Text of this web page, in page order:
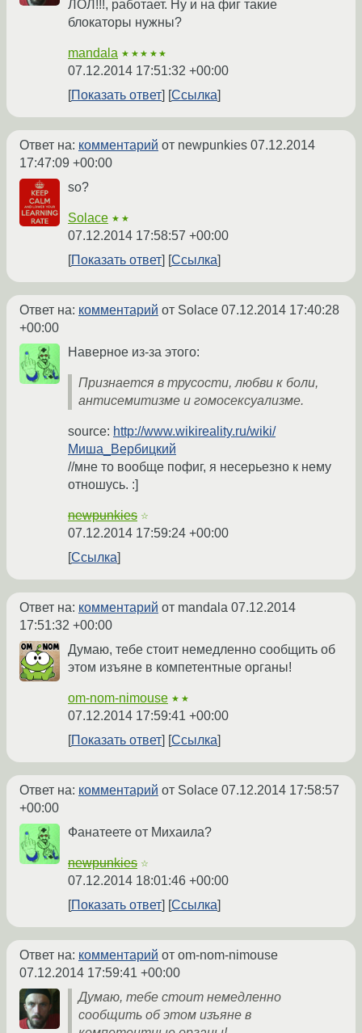
ЛОЛ!!!, работает. Ну и на фиг такие
блокаторы нужны?
mandala ★★★★★
07.12.2014 17:51:32 +00:00
Показать ответ
Ссылка
Ответ на: комментарий от newpunkies 07.12.2014
17:47:09 +00:00
so?
Solace ★★
07.12.2014 17:58:57 +00:00
Показать ответ
Ссылка
Ответ на: комментарий от Solace 07.12.2014 17:40:28
+00:00
Наверное из-за этого:
Признается в трусости, любви к боли,
антисемитизме и гомосексуализме.
source: http://www.wikireality.ru/wiki/
Миша_Вербицкий
//мне то вообще пофиг, я несерьезно к нему
отношусь. :]
newpunkies ☆
07.12.2014 17:59:24 +00:00
Ссылка
Ответ на: комментарий от mandala 07.12.2014
17:51:32 +00:00
Думаю, тебе стоит немедленно сообщить об
этом изъяне в компетентные органы!
om-nom-nimouse ★★
07.12.2014 17:59:41 +00:00
Показать ответ
Ссылка
Ответ на: комментарий от Solace 07.12.2014 17:58:57
+00:00
Фанатеете от Михаила?
newpunkies ☆
07.12.2014 18:01:46 +00:00
Показать ответ
Ссылка
Ответ на: комментарий от om-nom-nimouse
07.12.2014 17:59:41 +00:00
Думаю, тебе стоит немедленно
сообщить об этом изъяне в